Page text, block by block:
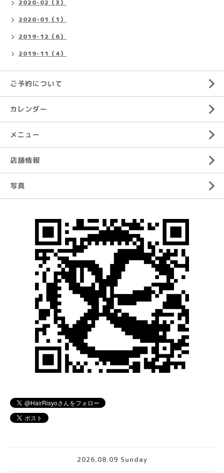
2020-02（3）
2020-01（1）
2019-12（6）
2019-11（4）
ご予約について
カレンダー
メニュー
店舗情報
写真
2026.08.09 Sunday